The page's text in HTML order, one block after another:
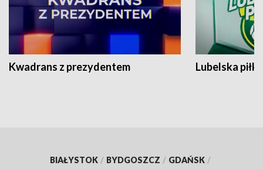
Kwadrans z prezydentem Lubelska piłka
BIAŁYSTOK / BYDGOSZCZ / GDAŃSK /